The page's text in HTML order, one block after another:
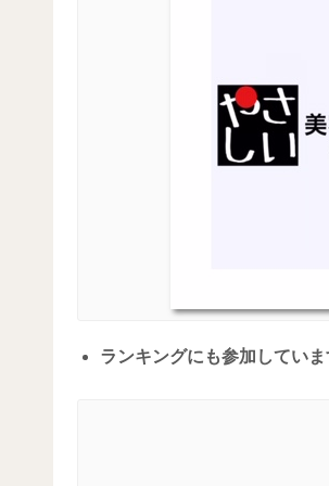
ランキングにも参加してい